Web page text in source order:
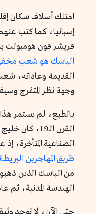
امتلك أسلاف سكان
إسبانيا، كما كتب عنهم
فريشر فون هومبولت
الباسك هو شعب
القديمة وعاداته،
وجهة نظر المتفرج
بالطبع، لم يستمر
القرن الـ19،
الصناعية المتأخرة،
طريق المهاجرين
من الباسك الذين
الهندسة المدنية، ثم
حتى الآن، لا توجد